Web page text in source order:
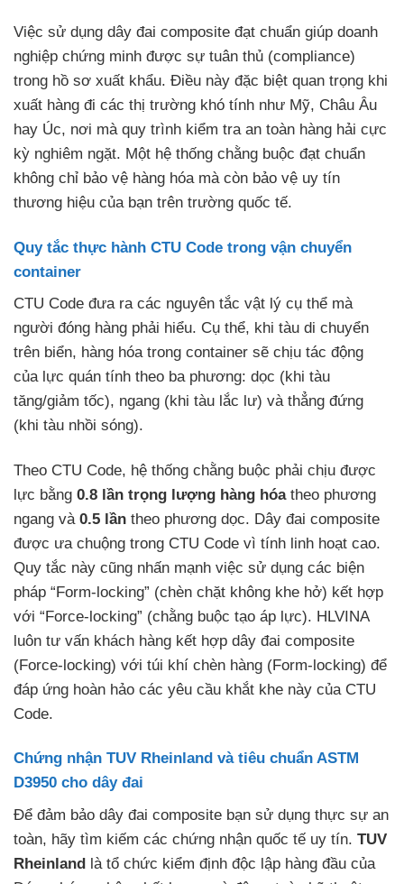
Việc sử dụng dây đai composite đạt chuẩn giúp doanh
nghiệp chứng minh được sự tuân thủ (compliance)
trong hồ sơ xuất khẩu. Điều này đặc biệt quan trọng khi
xuất hàng đi các thị trường khó tính như Mỹ, Châu Âu
hay Úc, nơi mà quy trình kiểm tra an toàn hàng hải cực
kỳ nghiêm ngặt. Một hệ thống chằng buộc đạt chuẩn
không chỉ bảo vệ hàng hóa mà còn bảo vệ uy tín
thương hiệu của bạn trên trường quốc tế.
Quy tắc thực hành CTU Code trong vận chuyển
container
CTU Code đưa ra các nguyên tắc vật lý cụ thể mà
người đóng hàng phải hiểu. Cụ thể, khi tàu di chuyển
trên biển, hàng hóa trong container sẽ chịu tác động
của lực quán tính theo ba phương: dọc (khi tàu
tăng/giảm tốc), ngang (khi tàu lắc lư) và thẳng đứng
(khi tàu nhồi sóng).
Theo CTU Code, hệ thống chằng buộc phải chịu được
lực bằng 0.8 lần trọng lượng hàng hóatheo phương
ngang và 0.5 lần theo phương dọc. Dây đai composite
được ưa chuộng trong CTU Code vì tính linh hoạt cao.
Quy tắc này cũng nhấn mạnh việc sử dụng các biện
pháp “Form-locking” (chèn chặt không khe hở) kết hợp
với “Force-locking” (chằng buộc tạo áp lực). HLVINA
luôn tư vấn khách hàng kết hợp dây đai composite
(Force-locking) với túi khí chèn hàng (Form-locking) để
đáp ứng hoàn hảo các yêu cầu khắt khe này của CTU
Code.
Chứng nhận TUV Rheinland và tiêu chuẩn ASTM
D3950 cho dây đai
Để đảm bảo dây đai composite bạn sử dụng thực sự an
toàn, hãy tìm kiếm các chứng nhận quốc tế uy tín. TUV
Rheinland là tổ chức kiểm định độc lập hàng đầu của